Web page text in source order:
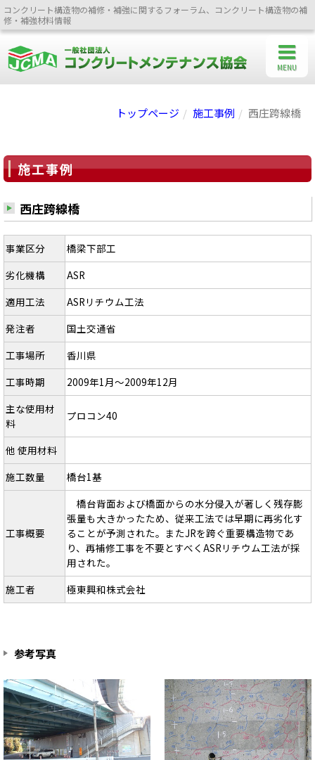
コンクリート構造物の補修・補強に関するフォーラム、コンクリート構造物の補
修・補強材料情報
トップページ 施工事例 西庄跨線橋
施工事例
西庄跨線橋
事業区分
橋梁下部工
劣化機構
ASR
適用工法
ASRリチウム工法
発注者
国土交通省
工事場所
香川県
工事時期
2009年1月～2009年12月
主な使用材
料
プロコン40
他 使用材料
施工数量
橋台1基
工事概要
橋台背面および橋面からの水分侵入が著しく残存膨
張量も大きかったため、従来工法では早期に再劣化す
ることが予測された。またJRを跨ぐ重要構造物であ
り、再補修工事を不要とすべくASRリチウム工法が採
用された。
施工者
極東興和株式会社
参考写真
MENU